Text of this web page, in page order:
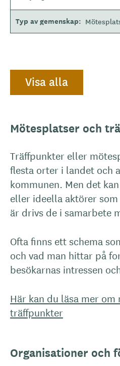
Typ av gemenskap
Visa alla
Mötesplatser och
Träffpunkter eller
flesta orter i landet och
kommunen. Men det
eller ideella aktörer
är drivs de i samarbete
Ofta finns ett schema
och vad man hittar på
besökarnas intressen
Här kan du läsa mer
träffpunkter
Organisationer och